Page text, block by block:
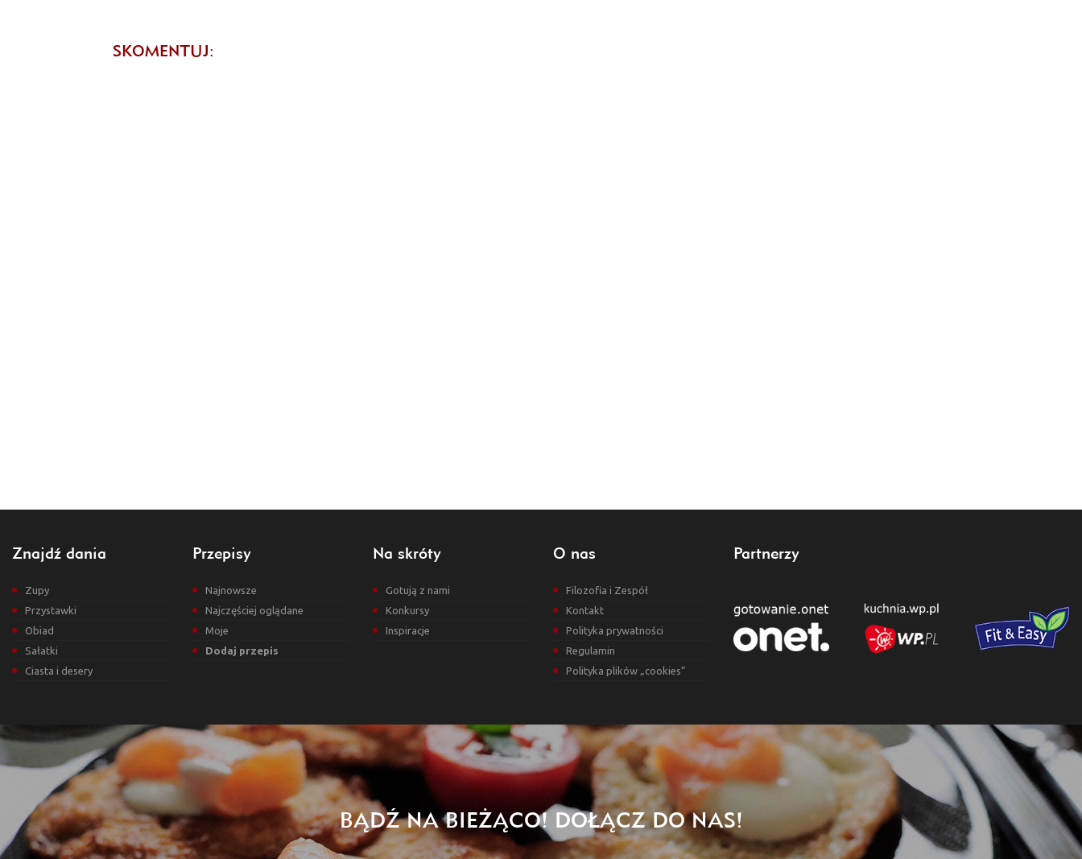
SKOMENTUJ:
Znajdź dania
Zupy
Przystawki
Obiad
Sałatki
Ciasta i desery
Przepisy
Najnowsze
Najczęściej oglądane
Moje
Dodaj przepis
Na skróty
Gotują z nami
Konkursy
Inspiracje
O nas
Filozofia i Zespół
Kontakt
Polityka prywatności
Regulamin
Polityka plików „cookies”
Partnerzy
BĄDŹ NA BIEŻĄCO! DOŁĄCZ DO NAS!